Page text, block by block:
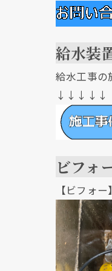
給水装
給水工事の
↓↓↓↓↓
ビフォ
【ビ